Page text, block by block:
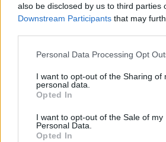
also be disclosed by us to third parties
Downstream Participants that may
Personal Data Processing Opt
I want to opt-out of the Sharing of
personal data.
Opted In
I want to opt-out of the Sale of my
Personal Data.
Opted In
l'acciaccato Mbakogu non è
QUITORINO- Per la trasferta
convocati Gazzi, presenti
Stop infatti anche per
lamenta una tendinopatia
sinistro e va ad aggiungersi ai
Baselli, Peres, Maksimovic,